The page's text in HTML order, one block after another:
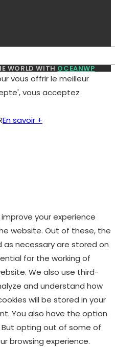
WORLD WITHOCEANWP
vous offrir le meilleur
vous acceptez
En savoir +
your experience
website. Out of these, the
necessary are stored on
for the working of
We also use third-
and understand how
will be stored in your
You also have the option
opting out of some of
browsing experience.